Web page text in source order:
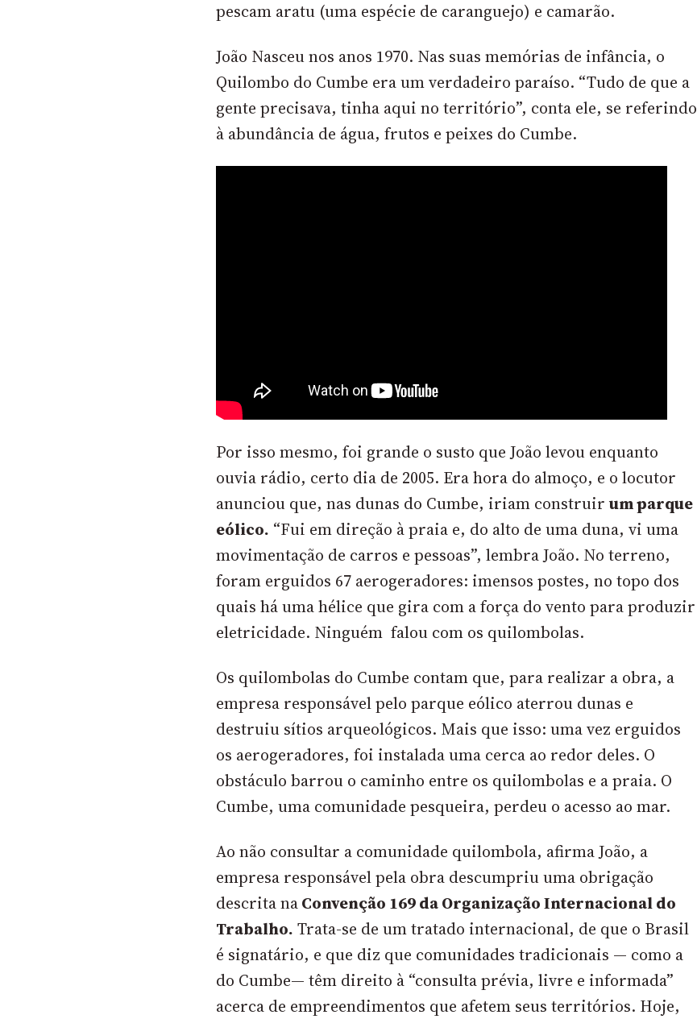
pescam aratu (uma espécie de caranguejo) e camarão.
João Nasceu nos anos 1970. Nas suas memórias de infância, o
Quilombo do Cumbe era um verdadeiro paraíso. “Tudo de que a
gente precisava, tinha aqui no território”, conta ele, se referindo
à abundância de água, frutos e peixes do Cumbe.
Por isso mesmo, foi grande o susto que João levou enquanto
ouvia rádio, certo dia de 2005. Era hora do almoço, e o locutor
anunciou que, nas dunas do Cumbe, iriam construirum parque
eólico. “Fui em direção à praia e, do alto de uma duna, vi uma
movimentação de carros e pessoas”, lembra João. No terreno,
foram erguidos 67 aerogeradores: imensos postes, no topo dos
quais há uma hélice que gira com a força do vento para produzir
eletricidade. Ninguém falou com os quilombolas.
Os quilombolas do Cumbe contam que, para realizar a obra, a
empresa responsável pelo parque eólico aterrou dunas e
destruiu sítios arqueológicos. Mais que isso: uma vez erguidos
os aerogeradores, foi instalada uma cerca ao redor deles. O
obstáculo barrou o caminho entre os quilombolas e a praia. O
Cumbe, uma comunidade pesqueira, perdeu o acesso ao mar.
Ao não consultar a comunidade quilombola, afirma João, a
empresa responsável pela obra descumpriu uma obrigação
descrita naConvenção 169 da Organização Internacional do
Trabalho. Trata-se de um tratado internacional, de que o Brasil
é signatário, e que diz que comunidades tradicionais — como a
do Cumbe— têm direito à “consulta prévia, livre e informada”
acerca de empreendimentos que afetem seus territórios. Hoje,